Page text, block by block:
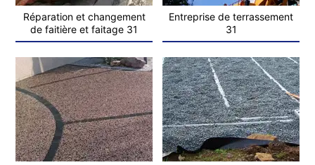
Réparation et changement
de faitière et faitage 31
Entreprise de terrassement
31